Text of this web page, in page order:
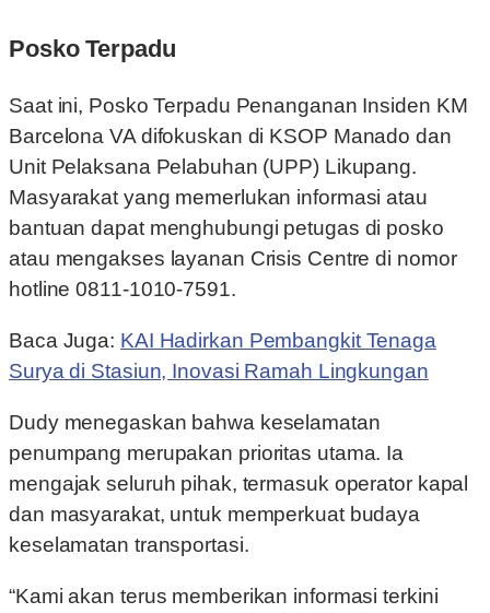
Posko Terpadu
Saat ini, Posko Terpadu Penanganan Insiden KM
Barcelona VA difokuskan di KSOP Manado dan
Unit Pelaksana Pelabuhan (UPP) Likupang.
Masyarakat yang memerlukan informasi atau
bantuan dapat menghubungi petugas di posko
atau mengakses layanan Crisis Centre di nomor
hotline 0811-1010-7591.
Baca Juga: KAI Hadirkan Pembangkit Tenaga
Surya di Stasiun, Inovasi Ramah Lingkungan
Dudy menegaskan bahwa keselamatan
penumpang merupakan prioritas utama. Ia
mengajak seluruh pihak, termasuk operator kapal
dan masyarakat, untuk memperkuat budaya
keselamatan transportasi.
“Kami akan terus memberikan informasi terkini